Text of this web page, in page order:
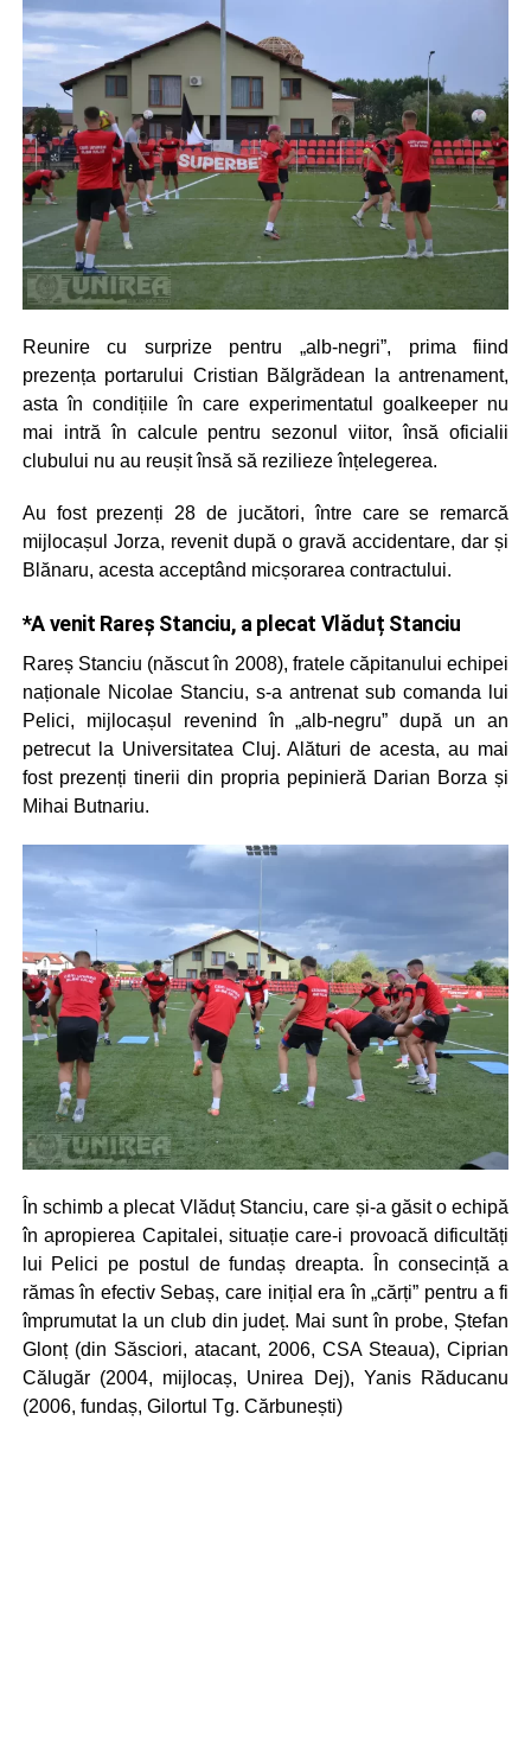
Reunire cu surprize pentru „alb-negri”, prima fiind
prezența portarului Cristian Bălgrădean la antrenament,
asta în condițiile în care experimentatul goalkeeper nu
mai intră în calcule pentru sezonul viitor, însă oficialii
clubului nu au reușit însă să rezilieze înțelegerea.
Au fost prezenți 28 de jucători, între care se remarcă
mijlocașul Jorza, revenit după o gravă accidentare, dar și
Blănaru, acesta acceptând micșorarea contractului.
*A venit Rareș Stanciu, a plecat Vlăduț Stanciu
Rareș Stanciu (născut în 2008), fratele căpitanului echipei
naționale Nicolae Stanciu, s-a antrenat sub comanda lui
Pelici, mijlocașul revenind în „alb-negru” după un an
petrecut la Universitatea Cluj. Alături de acesta, au mai
fost prezenți tinerii din propria pepinieră Darian Borza și
Mihai Butnariu.
În schimb a plecat Vlăduț Stanciu, care și-a găsit o echipă
în apropierea Capitalei, situație care-i provoacă dificultăți
lui Pelici pe postul de fundaș dreapta. În consecință a
rămas în efectiv Sebaș, care inițial era în „cărți” pentru a fi
împrumutat la un club din județ. Mai sunt în probe, Ștefan
Glonț (din Săsciori, atacant, 2006, CSA Steaua), Ciprian
Călugăr (2004, mijlocaș, Unirea Dej), Yanis Răducanu
(2006, fundaș, Gilortul Tg. Cărbunești)